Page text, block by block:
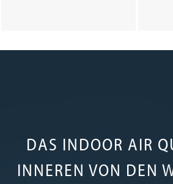
DAS INDOOR AIR
INNEREN VON DEN